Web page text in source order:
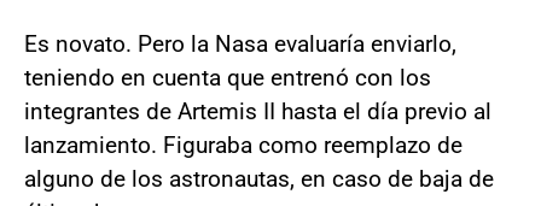
Es novato. Pero la Nasa evaluaría enviarlo,
teniendo en cuenta que entrenó con los
integrantes de Artemis II hasta el día previo al
lanzamiento. Figuraba como reemplazo de
alguno de los astronautas, en caso de baja de